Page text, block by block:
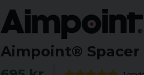
Aimpoint® Spacer